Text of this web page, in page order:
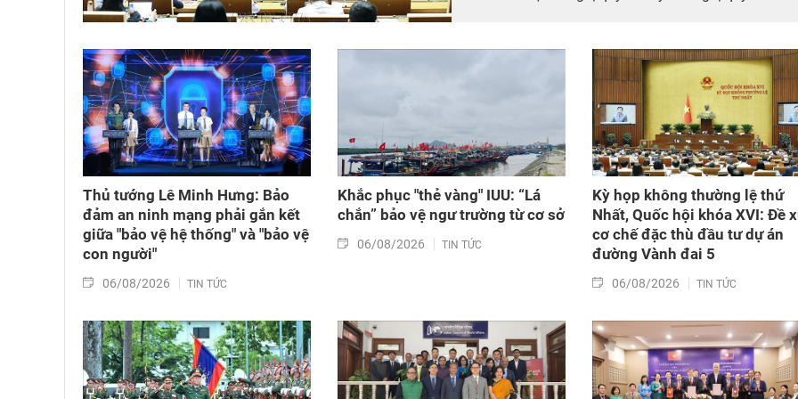
dân, Tòa án nhân dân và thi hành án.
Thủ tướng Lê Minh Hưng: Bảo
đảm an ninh mạng phải gắn kết
giữa "bảo vệ hệ thống" và "bảo vệ
con người"
06/08/2026 TIN TỨC
Khắc phục "thẻ vàng" IUU: “Lá
chắn” bảo vệ ngư trường từ cơ sở
06/08/2026 TIN TỨC
Kỳ họp không thường lệ thứ
Nhất, Quốc hội khóa XVI: Đề
cơ chế đặc thù đầu tư dự án
đường Vành đai 5
06/08/2026 TIN TỨC